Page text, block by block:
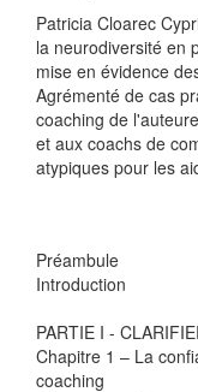
Patricia Cloarec
la neurodiversité en
mise en évidence
Agrémenté de cas
coaching de
et aux coachs de
atypiques pour les
Préambule
Introduction
PARTIE I -
Chapitre 1 – La
coaching